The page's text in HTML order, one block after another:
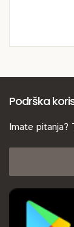
Podrška
Imate pitanja?